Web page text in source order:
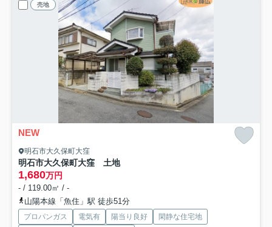
売地
NEW
明石市大久保町大窪
明石市大久保町大窪 土地
1,680万円
- / 119.00㎡ / -
山陽本線「魚住」駅 徒歩51分
プロパンガス 電気有 陽当り良好
閑静な住宅地